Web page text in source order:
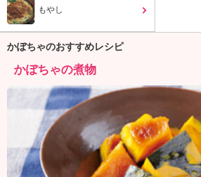
もやし
かぼちゃのおすすめレシピ
かぼちゃの煮物